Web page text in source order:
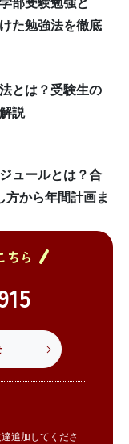
た勉強法を徹底
とは？受験生の
説
ュールとは？合
方から年間計画ま
ちら
追加してくださ